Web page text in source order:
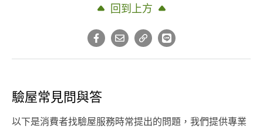
回到上方
驗屋常見問與答
以下是消費者找驗屋服務時常提出的問題，我們提供專業